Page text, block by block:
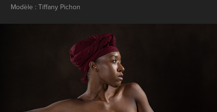
Modèle : Tiffany Pichon